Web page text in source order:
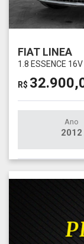
FIAT LINEA
1.8 ESSENCE 16V
R$
Ano
2012